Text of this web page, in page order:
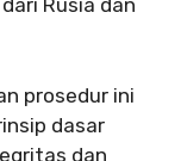
Rusia dan
prosedur ini
dasar
dan